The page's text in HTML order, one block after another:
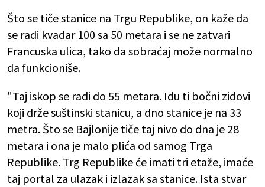
Što se tiče stanice na Trgu Republike, on kaže da
se radi kvadar 100 sa 50 metara i se ne zatvari
Francuska ulica, tako da sobraćaj može normalno
da funkcioniše.
"Taj iskop se radi do 55 metara. Idu ti bočni zidovi
koji drže suštinski stanicu, a dno stanice je na 33
metra. Što se Bajlonije tiče taj nivo do dna je 28
metara i ona je malo plića od samog Trga
Republike. Trg Republike će imati tri etaže, imaće
taj portal za ulazak i izlazak sa stanice. Ista stvar